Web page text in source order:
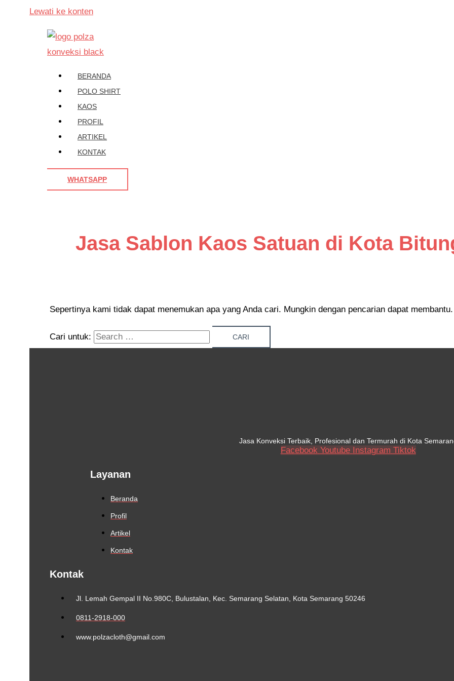
Lewati ke konten
BERANDA
POLO SHIRT
KAOS
PROFIL
ARTIKEL
KONTAK
WHATSAPP
Jasa Sablon Kaos Satuan di Kota
Sepertinya kami tidak dapat menemukan apa yang Anda cari. Mungkin dengan pencarian dapat membantu.
Cari untuk:
Jasa Konveksi Terbaik, Profesional dan Termurah di Kota
Facebook Youtube Instagram Tiktok
Layanan
Beranda
Profil
Artikel
Kontak
Kontak
Jl. Lemah Gempal II No.980C, Bulustalan, Kec. Semarang Selatan, Kota Semarang 50246
0811-2918-000
www.polzacloth@gmail.com